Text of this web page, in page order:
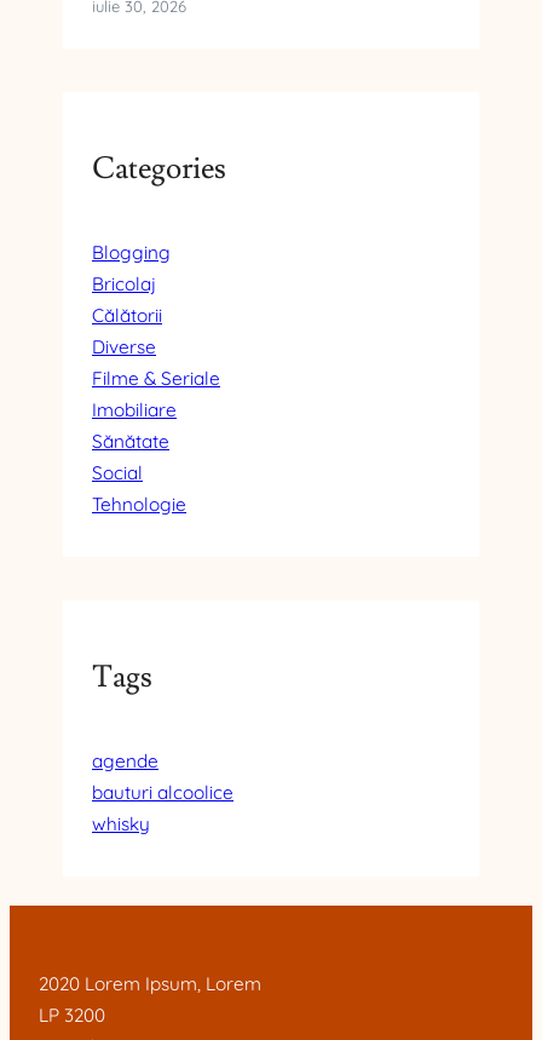
iulie 30, 2026
Categories
Blogging
Bricolaj
Călătorii
Diverse
Filme & Seriale
Imobiliare
Sănătate
Social
Tehnologie
Tags
agende
bauturi alcoolice
whisky
2020 Lorem Ipsum, Lorem
LP 3200